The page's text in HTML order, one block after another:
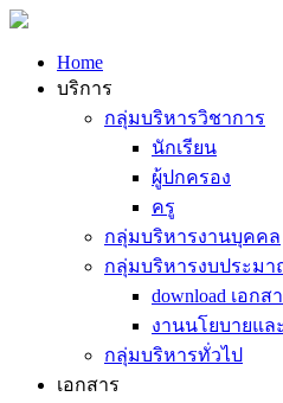
Home
บริการ
กลุ่มบริหารวิชาการ
นักเรียน
ผู้ปกครอง
ครู
กลุ่มบริหารงานบุคคล
กลุ่มบริหารงบประม
download เอกส
งานนโยบายแล
กลุ่มบริหารทั่วไป
เอกสาร